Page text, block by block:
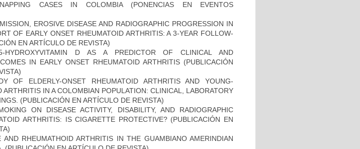
CASES IN COLOMBIA (PONENCIAS EN EVENTOS
EROSIVE DISEASE AND RADIOGRAPHIC PROGRESSION IN
OF EARLY ONSET RHEUMATOID ARTHRITIS: A 3-YEAR FOLLOW-
EN ARTÍCULO DE REVISTA)
D AS A PREDICTOR OF CLINICAL AND
IN EARLY ONSET RHEUMATOID ARTHRITIS (PUBLICACIÓN
OF ELDERLY-ONSET RHEUMATOID ARTHRITIS AND YOUNG-
ARTHRITIS IN A COLOMBIAN POPULATION: CLINICAL, LABORATORY
(PUBLICACIÓN EN ARTÍCULO DE REVISTA)
ON DISEASE ACTIVITY, DISABILITY, AND RADIOGRAPHIC
ARTHRITIS: IS CIGARETTE PROTECTIVE? (PUBLICACIÓN EN
RHEUMATHOID ARTHRITIS IN THE GUAMBIANO AMERINDIAN